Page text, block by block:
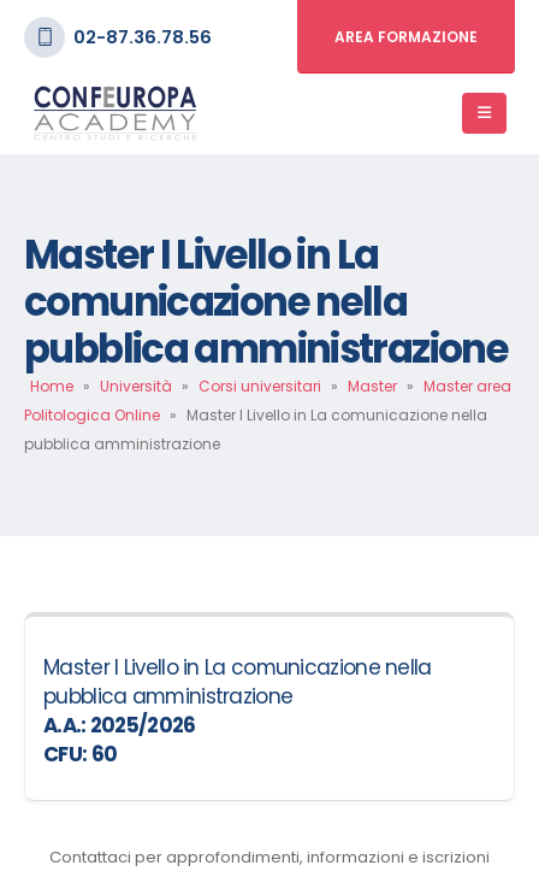
02-87.36.78.56 AREA FORMAZIONE
Master I Livello in La
comunicazione nella
pubblica amministrazione
Home » Università » Corsi universitari » Master » Master area
Politologica Online » Master I Livello in La comunicazione nella
pubblica amministrazione
Master I Livello in La comunicazione nella
pubblica amministrazione
A.A.: 2025/2026
CFU: 60
Contattaci per approfondimenti, informazioni e iscrizioni